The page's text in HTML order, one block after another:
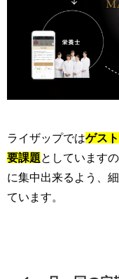
ライザップではゲス
要課題 としています
に集中出来るよう、
ています。